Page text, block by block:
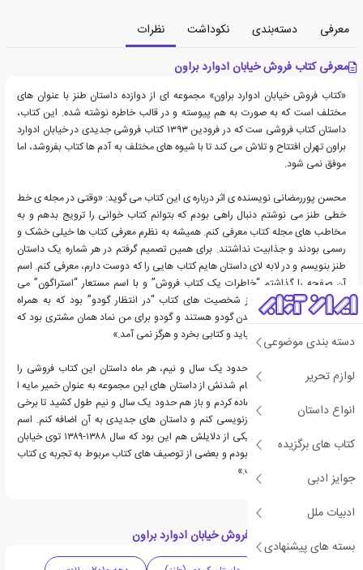
دسته بندی موضوعی
لوازم تحریر
انواع داستان
کتاب های برگزیده
جوایز ادبی
ادبیات ملل
بسته های پیشنهادی
معرفی دسته‌بندی نکوداشت
نظرات
معرفی کتاب فروش خیابان ادوارد براون
«کتاب فروش خیابان ادوارد براون» مجموعه ای از دوازده داستان طنز با عنوان های
مختلف است که به صورت به هم پیوسته و در قالب خاطره نوشته شده. این کتاب،
داستان کتاب فروشی ست که در فرودین ۱۳۹۳ کتاب فروشی جدیدی در خیابان ادوارد
براون تهران افتتاح و تلاش می کند تا با شیوه های مختلف به آدم ها کتاب بفروشد، اما
موفق نمی شود.
محسن پوررمضانی نویسنده ی اثر درباره ی این کتاب می گوید: «وقتی در مجله ی خط
خطی طنز می نوشتم دنبال راهی بودم که بتوانم کتاب خوانی را ترویج بدهم و به
مخاطب های مجله کتاب معرفی کنم. همیشه به نظرم معرفی کتاب ها خیلی خشک و
رسمی بودند و جذابیت نداشتند. برای همین تصمیم گرفتم در هر شماره یک داستان
طنز بنویسم و در لابه لای داستان هایم کتاب هایی را که دوست دارم، معرفی کنم. اسم
آن صفحه را گذاشتم “خاطرات یک کتاب فروش” و با اسم مستعار “استراگون” می
نوشتم. استراگون یکی از شخصیت های کتاب “در انتظار گودو” بود که به همراه
ولادیمیر بیهوده منتظر آمدن گودو هستند و گودو برای من نماد همان مشتری بود که
قرار بود به کتاب فروشی بیاید و کتابی بخرد و هرگز نمی آمد.»
وی در ادامه می گوید: «حدود یک سال و نیم، هر ماه داستان این کتاب فروشی را
روایت می کردم. بعد از تمام شدنش از داستان های این مجموعه به عنوان خمیر مایه ا
ی برای نوشتن کتابم استفاده کردم و باز هم حدود یک سال و نیم طول کشید تا برخی
از داستان های قبلی را بازنویسی کنم و داستان های جدیدی به آن اضافه کنم. اسم
کتاب را هم عوض کردم. یکی از دلایلش هم این بود که سال ۱۳۸۸-۱۳۸۹ توی خیابان
ادوارد براون کتاب فروش بودم و بعضی از توصیف های کتاب مربوط به تجربه ی کتاب
فروشی ام در آن سال است.»
دسته بندی های کتاب فروش خیابان ادوارد براون